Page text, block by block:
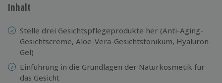
Inhalt
Stelle drei Gesichtspflegeprodukte her (Anti-Aging-
Gesichtscreme, Aloe-Vera-Gesichtstonikum, Hyaluron-
Gel)
Einführung in die Grundlagen der Naturkosmetik für
das Gesicht